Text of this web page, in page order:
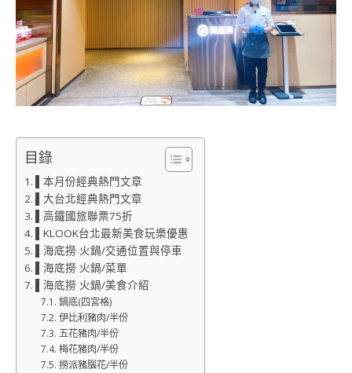
目錄
▌本月份經典熱門文章
▌大台北經典熱門文章
▌高鐵國旅聯票75折
▌KLOOK台北最新美食玩樂優惠
▌海底撈 火鍋/交通位置與停車
▌海底撈 火鍋/菜單
▌海底撈 火鍋/美食介紹
鍋底(四宮格)
伊比利豬肉/半份
五花豬肉/半份
梅花豬肉/半份
撈派豬腦花/半份